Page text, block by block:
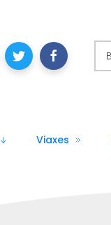
Viaxes